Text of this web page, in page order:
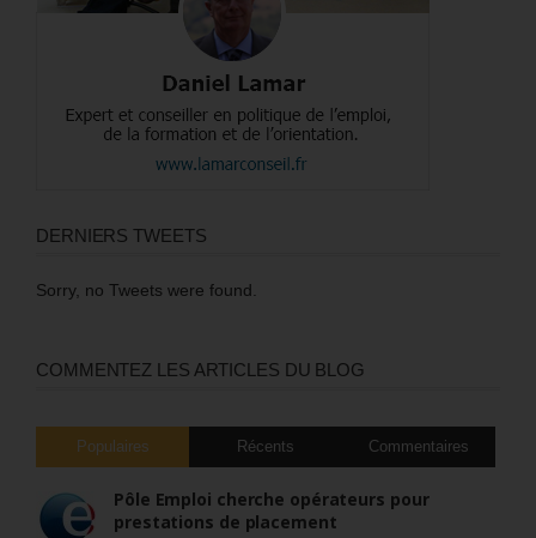
DERNIERS TWEETS
Sorry, no Tweets were found.
COMMENTEZ LES ARTICLES DU BLOG
Populaires Récents Commentaires
Pôle Emploi cherche opérateurs pour
prestations de placement